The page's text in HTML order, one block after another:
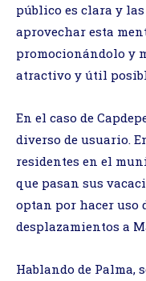
público es clara y
aprovechar esta
promocionándolo y
atractivo y útil
En el caso de
diverso de usuario.
residentes en el
que pasan sus
optan por hacer uso
desplazamientos a
Hablando de